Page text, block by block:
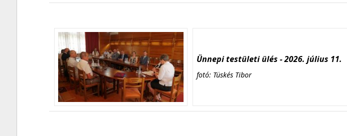
Ünnepi testületi ülés - 2026. július 11.
fotó: Tüskés Tibor